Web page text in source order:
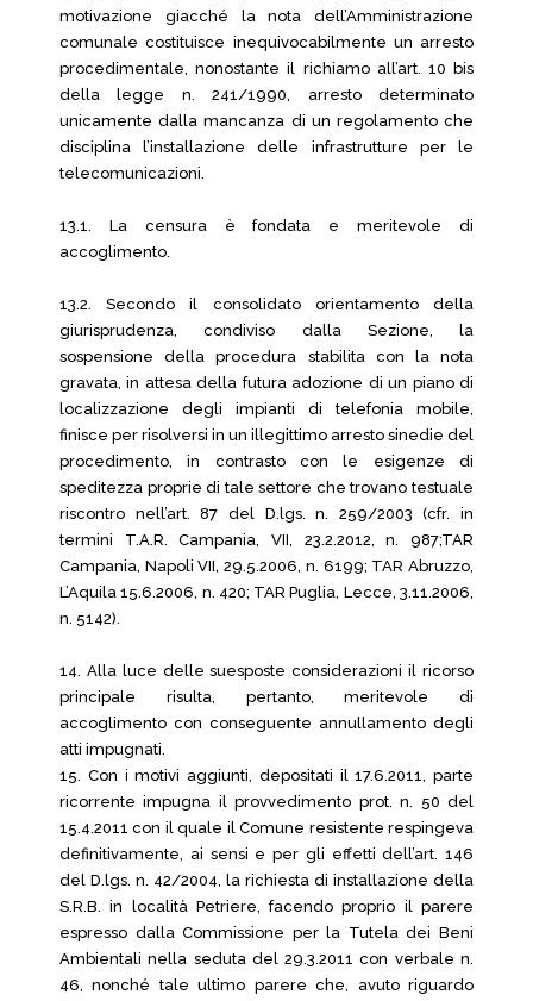
motivazione giacché la nota dell’Amministrazione
comunale costituisce inequivocabilmente un arresto
procedimentale, nonostante il richiamo all’art. 10 bis
della legge n. 241/1990, arresto determinato
unicamente dalla mancanza di un regolamento che
disciplina l’installazione delle infrastrutture per le
telecomunicazioni.
13.1. La censura è fondata e meritevole di
accoglimento.
13.2. Secondo il consolidato orientamento della
giurisprudenza, condiviso dalla Sezione, la
sospensione della procedura stabilita con la nota
gravata, in attesa della futura adozione di un piano di
localizzazione degli impianti di telefonia mobile,
finisce per risolversi in un illegittimo arresto sinedie del
procedimento, in contrasto con le esigenze di
speditezza proprie di tale settore che trovano testuale
riscontro nell’art. 87 del D.lgs. n. 259/2003 (cfr. in
termini T.A.R. Campania, VII, 23.2.2012, n. 987;TAR
Campania, Napoli VII, 29.5.2006, n. 6199; TAR Abruzzo,
L’Aquila 15.6.2006, n. 420; TAR Puglia, Lecce, 3.11.2006,
n. 5142).
14. Alla luce delle suesposte considerazioni il ricorso
principale risulta, pertanto, meritevole di
accoglimento con conseguente annullamento degli
atti impugnati.
15. Con i motivi aggiunti, depositati il 17.6.2011, parte
ricorrente impugna il provvedimento prot. n. 50 del
15.4.2011 con il quale il Comune resistente respingeva
definitivamente, ai sensi e per gli effetti dell’art. 146
del D.lgs. n. 42/2004, la richiesta di installazione della
S.R.B. in località Petriere, facendo proprio il parere
espresso dalla Commissione per la Tutela dei Beni
Ambientali nella seduta del 29.3.2011 con verbale n.
46, nonché tale ultimo parere che, avuto riguardo